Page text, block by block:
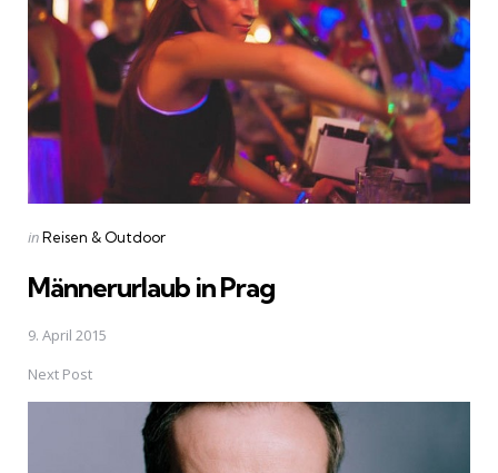
Posted
inReisen & Outdoor
Männerurlaub in Prag
9. April 2015
Next Post